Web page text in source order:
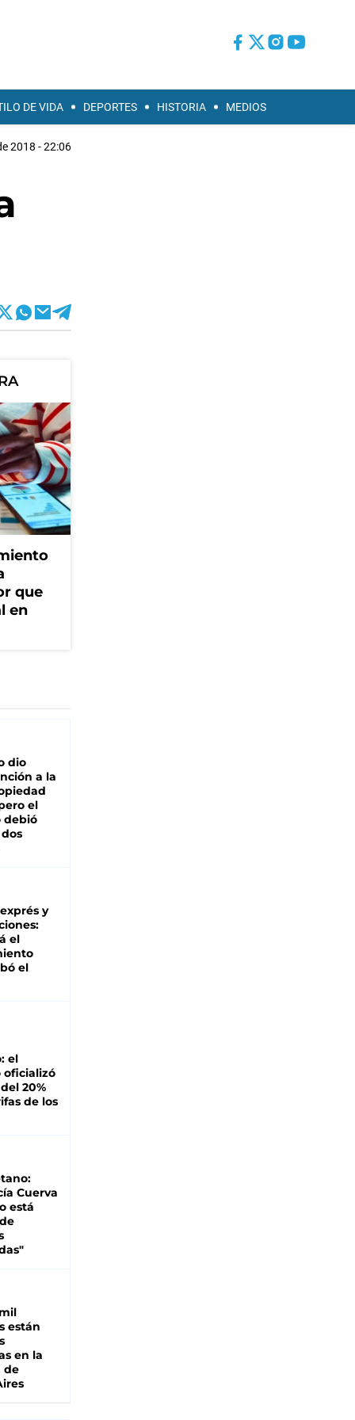
DE VIDA DEPORTES HISTORIA MEDIOS
2018 - 22:06
que
en
dio
a la
el
debió
y
el
el
el
oficializó
20%
de los
Cuerva
está
están
en la
de